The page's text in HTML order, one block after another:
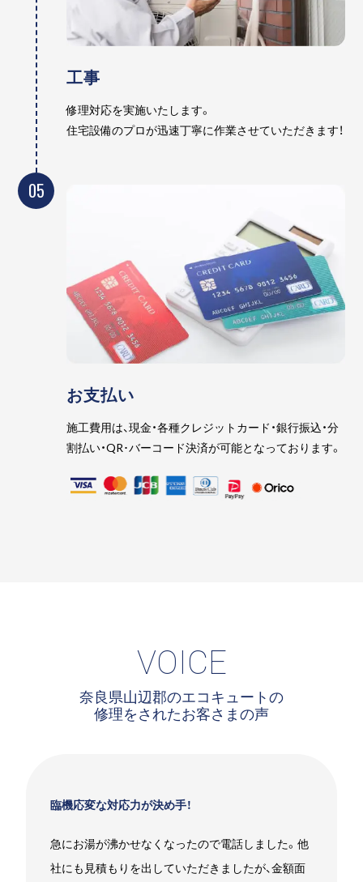
工事
修理対応を実施いたします。
住宅設備のプロが迅速丁寧に作業させていただきます！
05
お支払い
施工費用は、現金・各種クレジットカード・銀行振込・分
割払い・QR･バーコード決済が可能となっております。
VOICE
奈良県山辺郡のエコキュートの
修理をされたお客さまの声
臨機応変な対応力が決め手！
急にお湯が沸かせなくなったので電話しました。他
社にも見積もりを出していただきましたが、金額面